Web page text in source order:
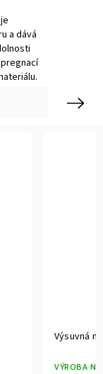
a dává
Výsuvná
VÝROBA NA
Next